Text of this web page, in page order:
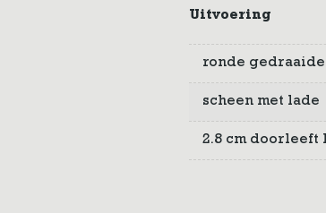
Uitvoering
ronde gedraaide
scheen met lade
2.8 cm doorleeft